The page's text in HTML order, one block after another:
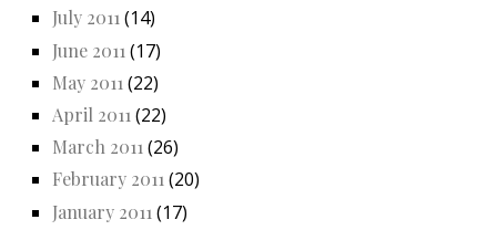
July 2011(14)
June 2011 (17)
May 2011 (22)
April 2011 (22)
March 2011 (26)
February 2011(20)
January 2011 (17)